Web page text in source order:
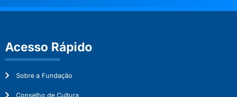
Acesso Rápido
Sobre a Fundação
Conselho de Cultura